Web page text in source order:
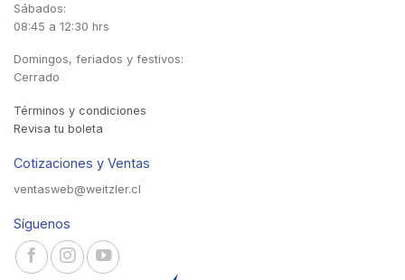
Sábados:
08:45 a 12:30 hrs
Domingos, feriados y festivos:
Cerrado
Términos y condiciones
Revisa tu boleta
Cotizaciones y Ventas
ventasweb@weitzler.cl
Síguenos